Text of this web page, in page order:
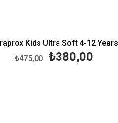
Kids Ultra Soft 4-12 Years
₺380,00
₺475,00